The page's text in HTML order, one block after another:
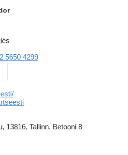
5650 4299
13816, Tallinn, Betooni 8